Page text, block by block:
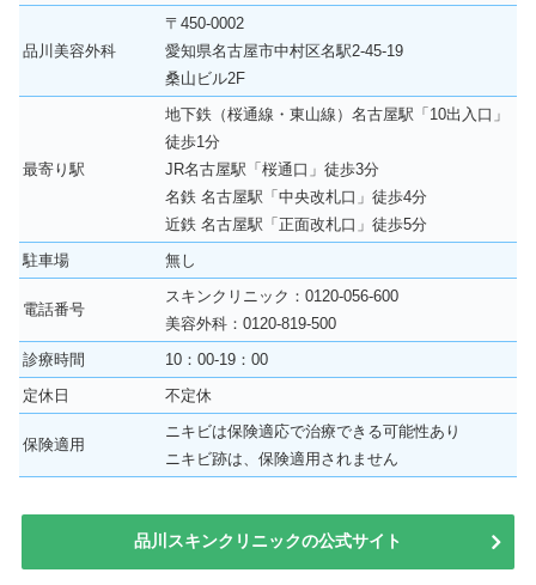
品川美容外科
〒450-0002
愛知県名古屋市中村区名駅2-45-19
桑山ビル2F
最寄り駅
地下鉄（桜通線・東山線）名古屋駅「10出入口」
徒歩1分
JR名古屋駅「桜通口」徒歩3分
名鉄 名古屋駅「中央改札口」徒歩4分
近鉄 名古屋駅「正面改札口」徒歩5分
駐車場
無し
電話番号
スキンクリニック：0120-056-600
美容外科：0120-819-500
診療時間
10：00-19：00
定休日
不定休
保険適用
ニキビは保険適応で治療できる可能性あり
ニキビ跡は、保険適用されません
品川スキンクリニックの公式サイト